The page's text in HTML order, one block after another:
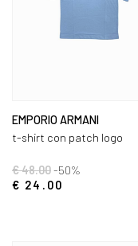
EMPORIO ARMANI
t-shirt con patch logo
€ 48.00-50%
€ 24.00